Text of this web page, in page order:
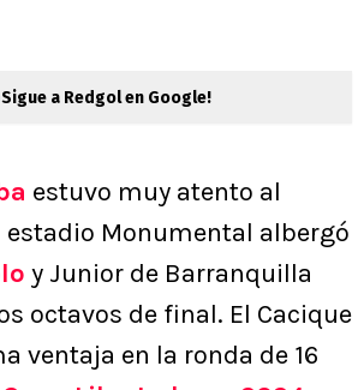
Sigue a Redgol en Google!
estuvo muy atento al
estadio Monumental albergó
y Junior de Barranquilla
octavos de final. El Cacique
ventaja en la ronda de 16